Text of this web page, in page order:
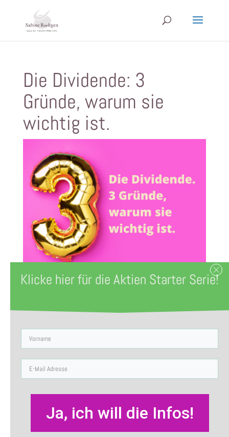
Die Dividende: 3
Gründe, warum sie
wichtig ist.
Die Dividende ist wichtig für deinen
langfristigen Aktien-Erfolg.
Rolle. Aber vorher
Klicke hier für die Aktien Starter Serie!
Ja, ich will die Infos!